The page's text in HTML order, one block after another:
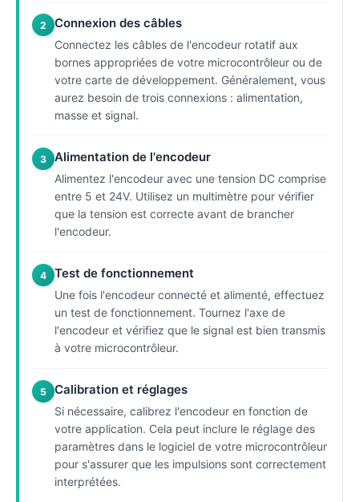
2 Connexion des câbles
Connectez les câbles de l'encodeur rotatif aux
bornes appropriées de votre microcontrôleur ou de
votre carte de développement. Généralement, vous
aurez besoin de trois connexions : alimentation,
masse et signal.
3 Alimentation de l'encodeur
Alimentez l'encodeur avec une tension DC comprise
entre 5 et 24V. Utilisez un multimètre pour vérifier
que la tension est correcte avant de brancher
l'encodeur.
4 Test de fonctionnement
Une fois l'encodeur connecté et alimenté, effectuez
un test de fonctionnement. Tournez l'axe de
l'encodeur et vérifiez que le signal est bien transmis
à votre microcontrôleur.
5 Calibration et réglages
Si nécessaire, calibrez l'encodeur en fonction de
votre application. Cela peut inclure le réglage des
paramètres dans le logiciel de votre microcontrôleur
pour s'assurer que les impulsions sont correctement
interprétées.